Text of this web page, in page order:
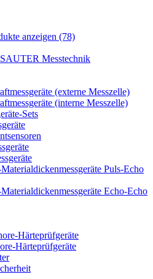
anzeigen (78)
Messtechnik
(externe Messzelle)
(interne Messzelle)
Sets
Puls-Echo
Echo-Echo
Härteprüfgeräte
Härteprüfgeräte